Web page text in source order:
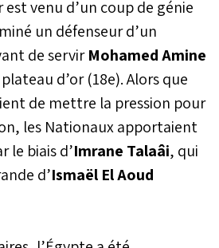
de football à Salé, lors de
la deuxième journée de la
succès précieux qui
rapproche
considérablement le
Maroc de la Coupe du
monde U17 au Qatar.
venu d’un coup de génie
un défenseur d’un
de servirMohamed Amine
d’or (18e). Alors que
de mettre la pression pour
les Nationaux apportaient
le biais d’Imrane Talaâi, qui
d’Ismaël El Aoud